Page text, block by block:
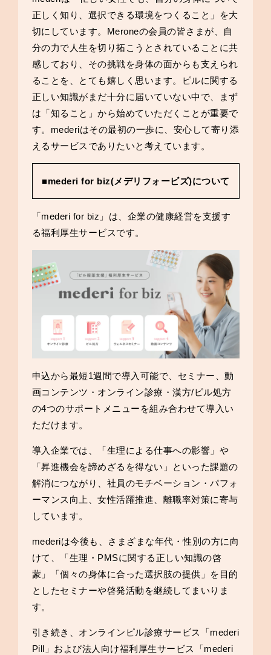
正しく知り、選択できる環境をつくること」を大
切にしています。Meroneの会員の皆さまが、自
分の力で人生を切り拓こうとされていることに共
感しており、その挑戦を身体の面からも支えられ
ることを、とても嬉しく思います。ピルに関する
正しい知識がまだ十分に届いていない中で、まず
は「知ること」から始めていただくことが重要で
す。mederiはその最初の一歩に、安心して寄り添
えるサービスでありたいと考えています。
■mederi for biz(メデリフォービズ)について
「mederi for biz」は、企業の健康経営を支援す
る福利厚生サービスです。
申込から最短1週間で導入可能で、セミナー、動
画コンテンツ・オンライン診療・漢方/ピル処方
の4つのサポートメニューを組み合わせて導入い
ただけます。
導入企業では、「生理による仕事への影響」や
「昇進機会を諦めざるを得ない」といった課題の
解消につながり、社員のモチベーション・パフォ
ーマンス向上、女性活躍推進、離職率対策に寄与
しています。
mederiは今後も、さまざまな年代・性別の方に向
けて、「生理・PMSに関する正しい知識の啓
蒙」「個々の身体に合った選択肢の提供」を目的
としたセミナーや啓発活動を継続してまいりま
す。
引き続き、オンラインピル診療サービス「mederi
Pill」および法人向け福利厚生サービス「mederi